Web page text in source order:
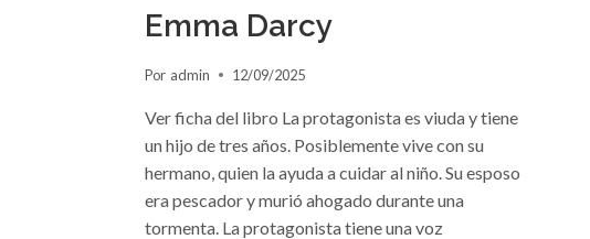
Emma Darcy
Por admin 12/09/2025
Ver ficha del libro La protagonista es viuda y tiene
un hijo de tres años. Posiblemente vive con su
hermano, quien la ayuda a cuidar al niño. Su esposo
era pescador y murió ahogado durante una
tormenta. La protagonista tiene una voz